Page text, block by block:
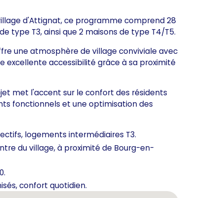
d'Attignat, ce programme comprend 28
type T3, ainsi que 2 maisons de type T4/T5.
une atmosphère de village conviviale avec
excellente accessibilité grâce à sa proximité
met l'accent sur le confort des résidents
fonctionnels et une optimisation des
logements intermédiaires T3.
du village, à proximité de Bourg-en-
confort quotidien.